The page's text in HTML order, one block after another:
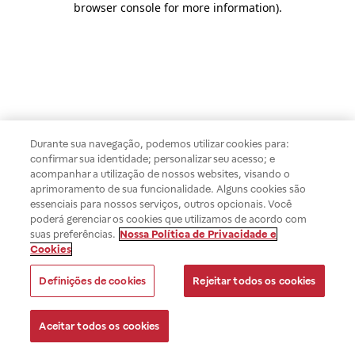
browser console for more information).
Durante sua navegação, podemos utilizar cookies para:
confirmar sua identidade; personalizar seu acesso; e
acompanhar a utilização de nossos websites, visando o
aprimoramento de sua funcionalidade. Alguns cookies são
essenciais para nossos serviços, outros opcionais. Você
poderá gerenciar os cookies que utilizamos de acordo com
suas preferências. Nossa Política de Privacidade e
Cookies
Definições de cookies Rejeitar todos os cookies
Aceitar todos os cookies